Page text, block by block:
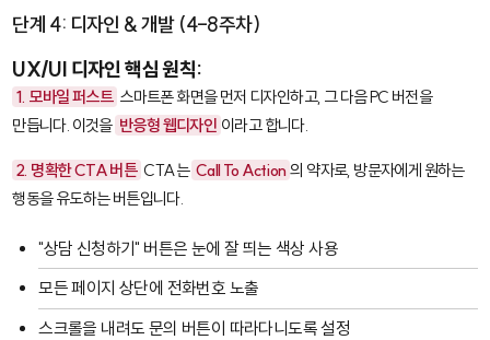
단계 4: 디자인 & 개발 (4-8주차)
UX/UI 디자인 핵심 원칙:
1. 모바일 퍼스트 스마트폰 화면을 먼저 디자인하고, 그 다음 PC 버전을
만듭니다. 이것을 반응형 웹디자인 이라고 합니다.
2. 명확한 CTA 버튼 CTA는 Call To Action의 약자로, 방문자에게 원하는
행동을 유도하는 버튼입니다.
"상담 신청하기" 버튼은 눈에 잘 띄는 색상 사용
모든 페이지 상단에 전화번호 노출
스크롤을 내려도 문의 버튼이 따라다니도록 설정